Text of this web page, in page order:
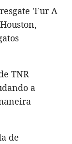
'Fur A
TNR
a
de